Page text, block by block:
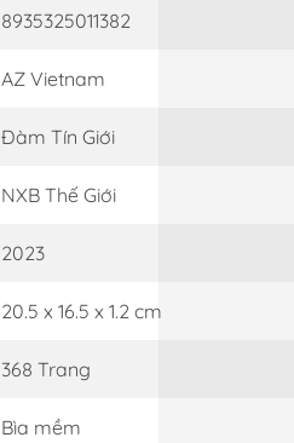
8935325011382
AZ Vietnam
Đàm Tín Giới
NXB Thế Giới
2023
20.5 x 16.5 x 1.2 cm
368 Trang
Bìa mềm